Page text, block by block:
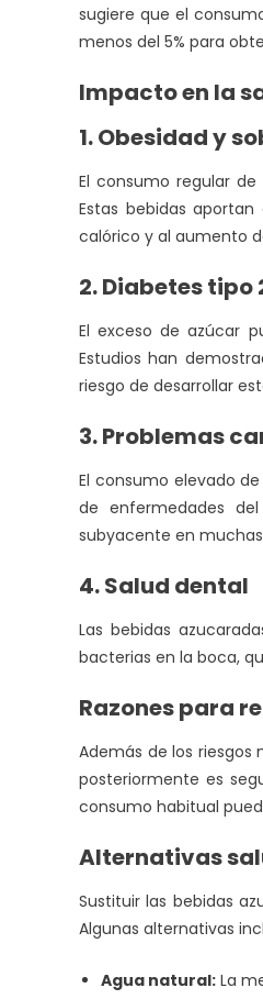
sugiere que el
menos del 5% para
Impacto en la
1. Obesidad y
El consumo regular
Estas bebidas
calórico y al aumento
2. Diabetes tipo
El exceso de azúcar
Estudios han
riesgo de desarrollar
3. Problemas
El consumo elevado
de enfermedades
subyacente en
4. Salud dental
Las bebidas
bacterias en la boca,
Razones para
Además de los
posteriormente es
consumo habitual
Alternativas
Sustituir las bebidas
Algunas alternativas
Agua natural: La